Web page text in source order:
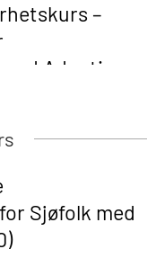
–
Adaptive
– with
Refresher
learning
Sjøfolk med